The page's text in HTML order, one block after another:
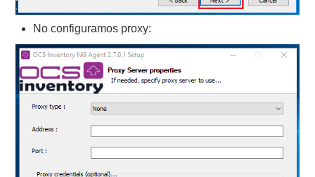
No configuramos proxy: